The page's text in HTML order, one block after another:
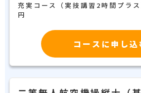
充実コース（実技講習2時間プラ
円
コースに申し込